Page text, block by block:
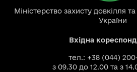
Міністерство захисту довкілля
України
Вхідна
тел.: +38 (044)
з 09.30 до 12.00 та з